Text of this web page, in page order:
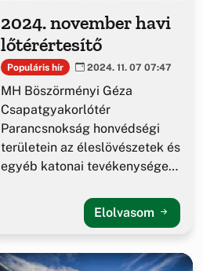
2024. november havi
lőtérértesítő
Populáris hír 2024. 11. 07 07:47
MH Böszörményi Géza
Csapatgyakorlótér
Parancsnokság honvédségi
területein az éleslövészetek és
egyéb katonai tevékenységek
Elolvasom